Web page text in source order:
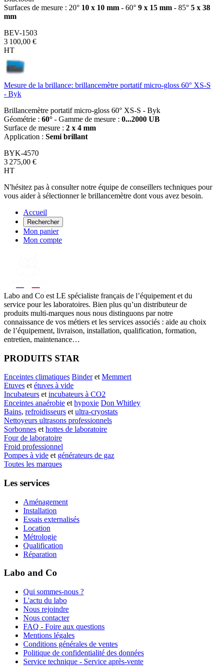
Surfaces de mesure : 20° 10 x 10 mm - 60° 9 x 15 mm - 85° 5 x 38
mm
BEV-1503
3 100,00 €
HT
Mesure de la brillance: brillancemètre portatif micro-gloss 60° XS-S
- Byk
Brillancemètre portatif micro-gloss 60° XS-S - Byk
Géométrie : 60° - Gamme de mesure : 0...2000 UB
Surface de mesure : 2 x 4 mm
Application : Semi brillant
BYK-4570
3 275,00 €
HT
N'hésitez pas à consulter notre équipe de conseillers techniques pour
vous aider à sélectionner le brillancemètre dont vous avez besoin.
Accueil
Rechercher
Mon panier
Mon compte
Labo and Co est LE spécialiste français de l’équipement et du
service pour les laboratoires. Bien plus qu’un distributeur de
produits multi-marques nous nous distinguons par notre
connaissance de vos métiers et les services associés : aide au choix
de l’équipement, livraison, installation, qualification, formation,
entretien, maintenance…
PRODUITS STAR
Enceintes climatiques Binderet Memmert
Etuves et étuves à vide
Incubateurs et incubateurs à CO2
Enceintes anaérobie et hypoxie Don Whitley
Bains, refroidisseurs et ultra-cryostats
Nettoyeurs ultrasons professionnels
Sorbonnes et hottes de laboratoire
Four de laboratoire
Froid professionnel
Pompes à vide et générateurs de gaz
Toutes les marques
Les services
Aménagement
Installation
Essais externalisés
Location
Métrologie
Qualification
Réparation
Labo and Co
Qui sommes-nous ?
L'actu du labo
Nous rejoindre
Nous contacter
FAQ - Foire aux questions
Mentions légales
Conditions générales de ventes
Politique de confidentialité des données
Service technique - Service après-vente